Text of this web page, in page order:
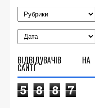
ВІДВІДУВАЧІВ НА
САЙТІ
5 8 8 7